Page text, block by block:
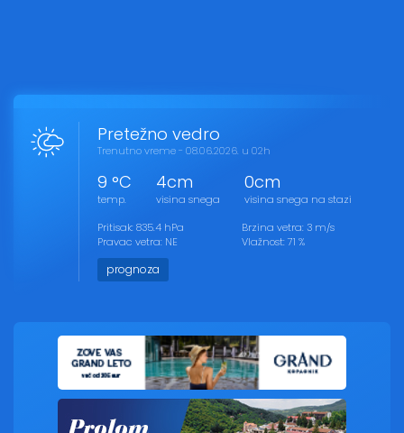
Pretežno vedro
Trenutno vreme - 08.06.2026. u 02h
9 °C
temp.
4cm
visina snega
0cm
visina snega na stazi
Pritisak: 835.4 hPa
Pravac vetra: NE
Brzina vetra: 3 m/s
Vlažnost: 71 %
prognoza